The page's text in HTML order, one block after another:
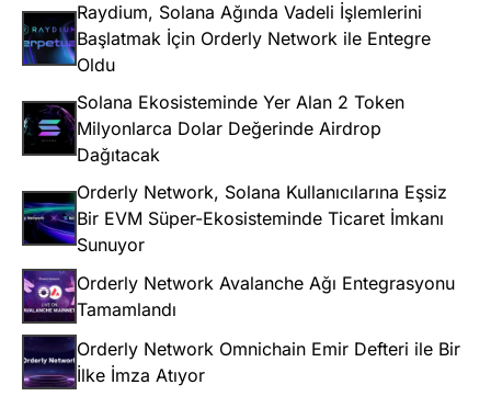
Raydium, Solana Ağında Vadeli İşlemlerini
Başlatmak İçin Orderly Network ile Entegre
Oldu
Solana Ekosisteminde Yer Alan 2 Token
Milyonlarca Dolar Değerinde Airdrop
Dağıtacak
Orderly Network, Solana Kullanıcılarına Eşsiz
Bir EVM Süper-Ekosisteminde Ticaret İmkanı
Sunuyor
Orderly Network Avalanche Ağı Entegrasyonu
Tamamlandı
Orderly Network Omnichain Emir Defteri ile Bir
İlke İmza Atıyor